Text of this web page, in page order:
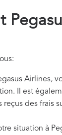
Airlines,
Il est
des frais
situation à